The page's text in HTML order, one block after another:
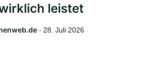
leistet
‧ 28. Juli 2026